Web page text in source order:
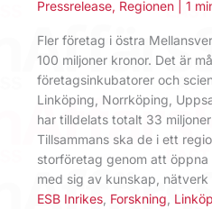
Pressrelease, Regionen 1
Fler företag i östra
100 miljoner kronor. Det är
företagsinkubatorer och
Linköping, Norrköping,
har tilldelats totalt 33
Tillsammans ska de i ett
storföretag genom att
med sig av kunskap,
ESB Inrikes Forskning